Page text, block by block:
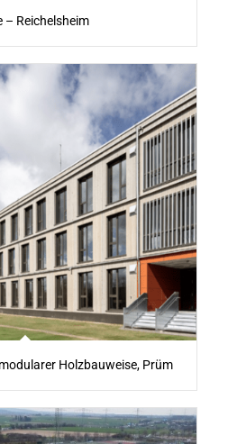
– Reichelsheim
Holzbauweise, Prüm